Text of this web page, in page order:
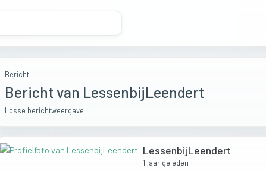
Bericht
Bericht van LessenbijLeendert
Losse berichtweergave.
LessenbijLeendert
1 jaar geleden